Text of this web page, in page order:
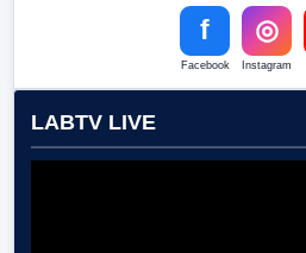
f
Facebook
◎
Instagram
LABTV LIVE